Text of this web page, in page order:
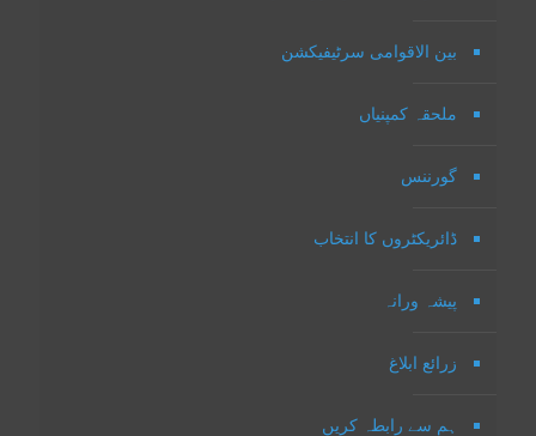
بین الاقوامی سرٹیفیکشن
ملحقہ کمپنیاں
گورننس
ڈائریکٹروں کا انتخاب
پیشہ ورانہ
زرائع ابلاغ
ہم سے رابطہ کریں